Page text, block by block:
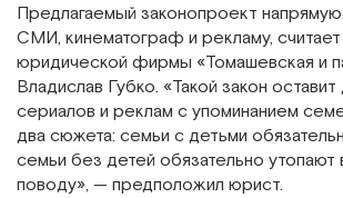
Предлагаемый законопроект напрямую
СМИ, кинематограф и рекламу, считает
юридической фирмы «Томашевская и
Владислав Губко. «Такой закон
сериалов и реклам с упоминанием
два сюжета: семьи с детьми
семьи без детей обязательно утопают
поводу», — предположил юрист.